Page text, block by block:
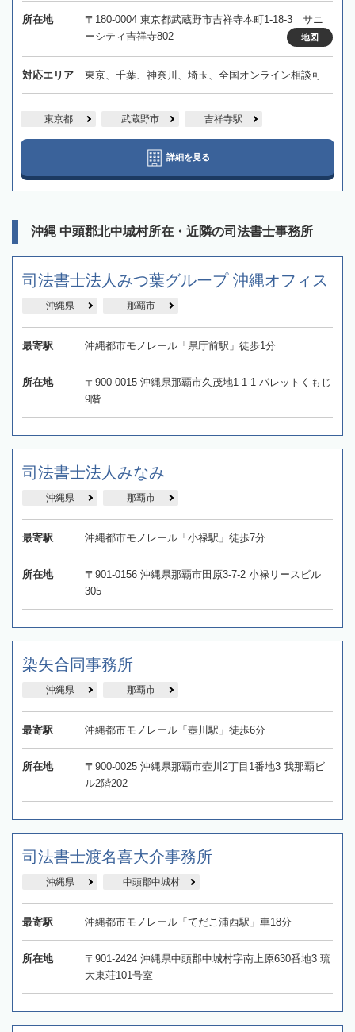
所在地
〒180-0004 東京都武蔵野市吉祥寺本町1-18-3 サニ
ーシティ吉祥寺802
地図
対応エリア 東京、千葉、神奈川、埼玉、全国オンライン相談可
東京都 武蔵野市 吉祥寺駅
詳細を見る
沖縄 中頭郡北中城村所在・近隣の司法書士事務所
司法書士法人みつ葉グループ 沖縄オフィス
沖縄県 那覇市
最寄駅 沖縄都市モノレール「県庁前駅」徒歩1分
所在地
〒900-0015 沖縄県那覇市久茂地1-1-1 パレットくもじ
9階
司法書士法人みなみ
沖縄県 那覇市
最寄駅 沖縄都市モノレール「小禄駅」徒歩7分
所在地
〒901-0156 沖縄県那覇市田原3-7-2 小禄リースビル
305
染矢合同事務所
沖縄県 那覇市
最寄駅 沖縄都市モノレール「壺川駅」徒歩6分
所在地
〒900-0025 沖縄県那覇市壺川2丁目1番地3 我那覇ビ
ル2階202
司法書士渡名喜大介事務所
沖縄県 中頭郡中城村
最寄駅 沖縄都市モノレール「てだこ浦西駅」車18分
所在地
〒901-2424 沖縄県中頭郡中城村字南上原630番地3 琉
大東荘101号室